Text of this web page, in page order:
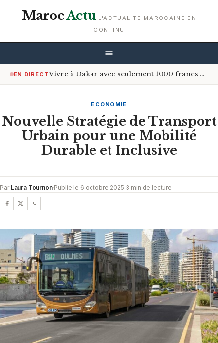
MarocActu L'ACTUALITE MAROCAINE EN
CONTINU
EN DIRECT Vivre à Dakar avec seulement 1000 francs CFA par jour : est-ce possible ?
ECONOMIE
Nouvelle Stratégie de Transport
Urbain pour une Mobilité
Durable et Inclusive
Par Laura Tournon·Publie le 6 octobre 2025·3 min de lecture